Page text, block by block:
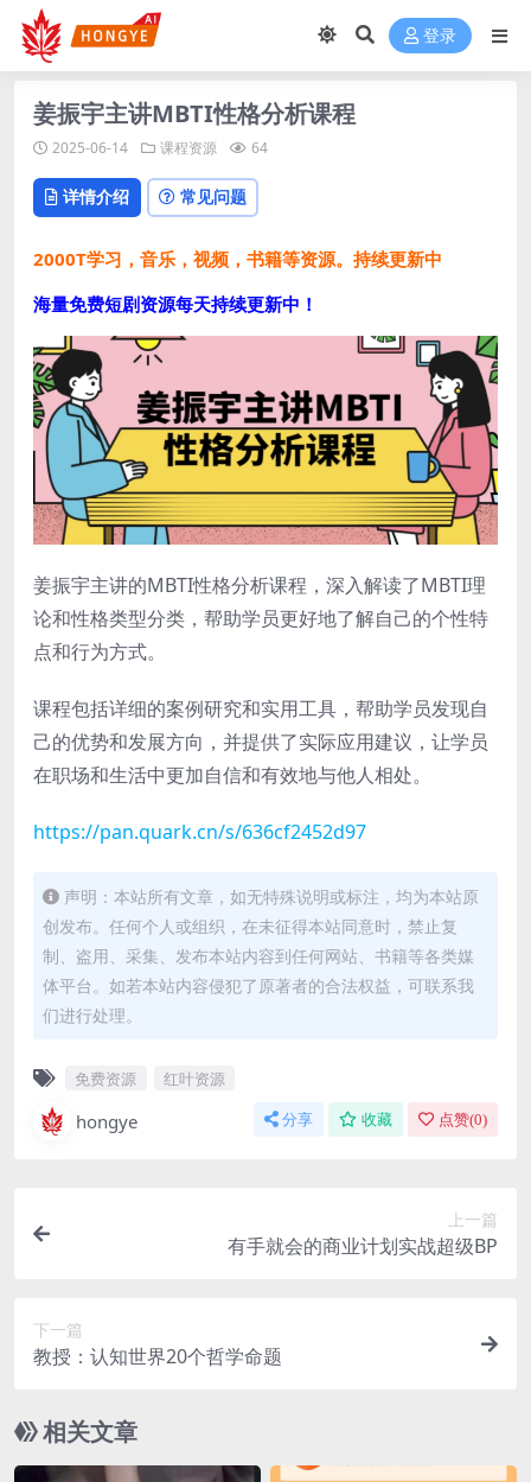
登录
姜振宇主讲MBTI性格分析课程
2025-06-14 课程资源 64
详情介绍 常见问题
2000T学习，音乐，视频，书籍等资源。持续更新中
海量免费短剧资源每天持续更新中！
姜振宇主讲的MBTI性格分析课程，深入解读了MBTI理
论和性格类型分类，帮助学员更好地了解自己的个性特
点和行为方式。
课程包括详细的案例研究和实用工具，帮助学员发现自
己的优势和发展方向，并提供了实际应用建议，让学员
在职场和生活中更加自信和有效地与他人相处。
https://pan.quark.cn/s/636cf2452d97
声明：本站所有文章，如无特殊说明或标注，均为本站原
创发布。任何个人或组织，在未征得本站同意时，禁止复
制、盗用、采集、发布本站内容到任何网站、书籍等各类媒
体平台。如若本站内容侵犯了原著者的合法权益，可联系我
们进行处理。
免费资源 红叶资源
hongye 分享 收藏 点赞(0)
上一篇
有手就会的商业计划实战超级BP
下一篇
教授：认知世界20个哲学命题
相关文章